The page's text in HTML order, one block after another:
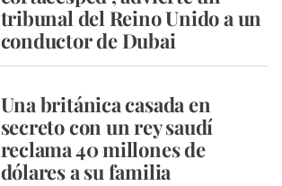
tribunal del Reino Unido a un
conductor de Dubai
Una británica casada en
secreto con un rey saudí
reclama 40 millones de
dólares a su familia